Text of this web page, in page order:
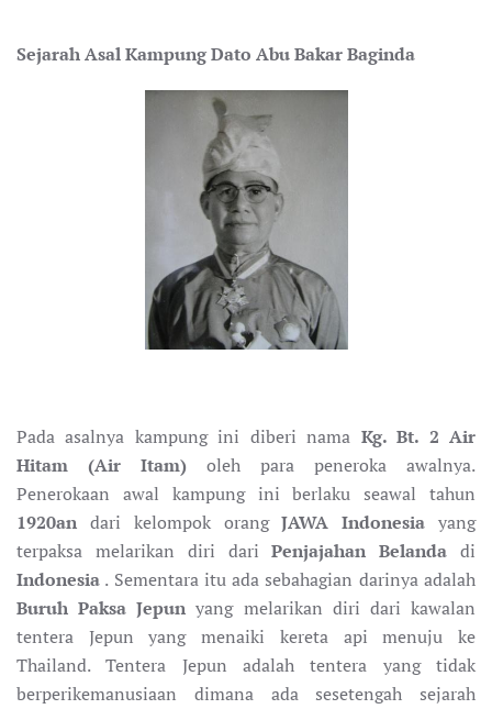
Sejarah Asal Kampung Dato Abu Bakar Baginda
Pada asalnya kampung ini diberi nama Kg. Bt. 2 Air
Hitam (Air Itam) oleh para peneroka awalnya.
Penerokaan awal kampung ini berlaku seawal tahun
1920an dari kelompok orangJAWA Indonesia yang
terpaksa melarikan diri dariPenjajahan Belandadi
Indonesia . Sementara itu ada sebahagian darinya adalah
Buruh Paksa Jepun yang melarikan diri dari kawalan
tentera Jepun yang menaiki kereta api menuju ke
Thailand. Tentera Jepun adalah tentera yang tidak
berperikemanusiaan dimana ada sesetengah sejarah